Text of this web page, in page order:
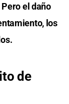
Pero el daño
los
de